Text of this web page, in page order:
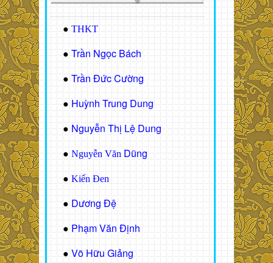
● THKT
● Trần Ngọc Bách
● Trần Đức Cường
● Huỳnh Trung Dung
● Nguyễn Thị Lệ Dung
● Nguyễn Văn Dũng
● Kiến Đen
● Dương Đệ
● Phạm Văn Định
● Võ Hữu Giảng